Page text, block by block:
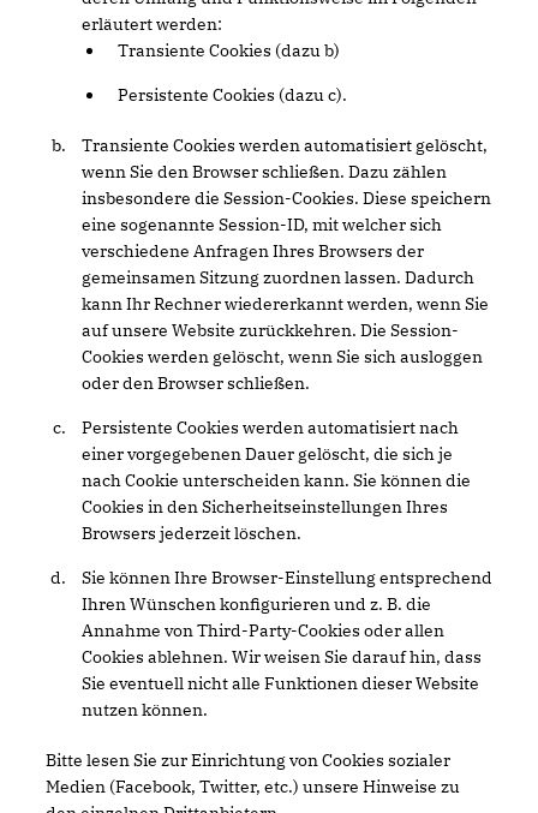
erläutert werden:
Transiente Cookies (dazu b)
Persistente Cookies (dazu c).
Transiente Cookies werden automatisiert gelöscht,
wenn Sie den Browser schließen. Dazu zählen
insbesondere die Session-Cookies. Diese speichern
eine sogenannte Session-ID, mit welcher sich
verschiedene Anfragen Ihres Browsers der
gemeinsamen Sitzung zuordnen lassen. Dadurch
kann Ihr Rechner wiedererkannt werden, wenn Sie
auf unsere Website zurückkehren. Die Session-
Cookies werden gelöscht, wenn Sie sich ausloggen
oder den Browser schließen.
Persistente Cookies werden automatisiert nach
einer vorgegebenen Dauer gelöscht, die sich je
nach Cookie unterscheiden kann. Sie können die
Cookies in den Sicherheitseinstellungen Ihres
Browsers jederzeit löschen.
Sie können Ihre Browser-Einstellung entsprechend
Ihren Wünschen konfigurieren und z. B. die
Annahme von Third-Party-Cookies oder allen
Cookies ablehnen. Wir weisen Sie darauf hin, dass
Sie eventuell nicht alle Funktionen dieser Website
nutzen können.
Bitte lesen Sie zur Einrichtung von Cookies sozialer
Medien (Facebook, Twitter, etc.) unsere Hinweise zu